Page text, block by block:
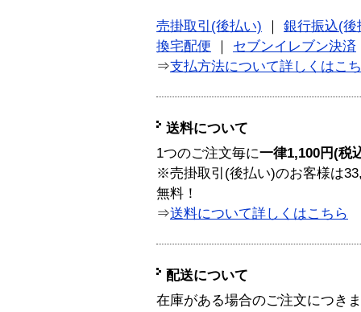
売掛取引(後払い)
銀行振込(後
換宅配便
セブンイレブン決済
⇒支払方法について詳しくはこ
送料について
1つのご注文毎に一律1,100円(税
※売掛取引(後払い)のお客様は
無料！
⇒送料について詳しくはこちら
配送について
在庫がある場合のご注文につき